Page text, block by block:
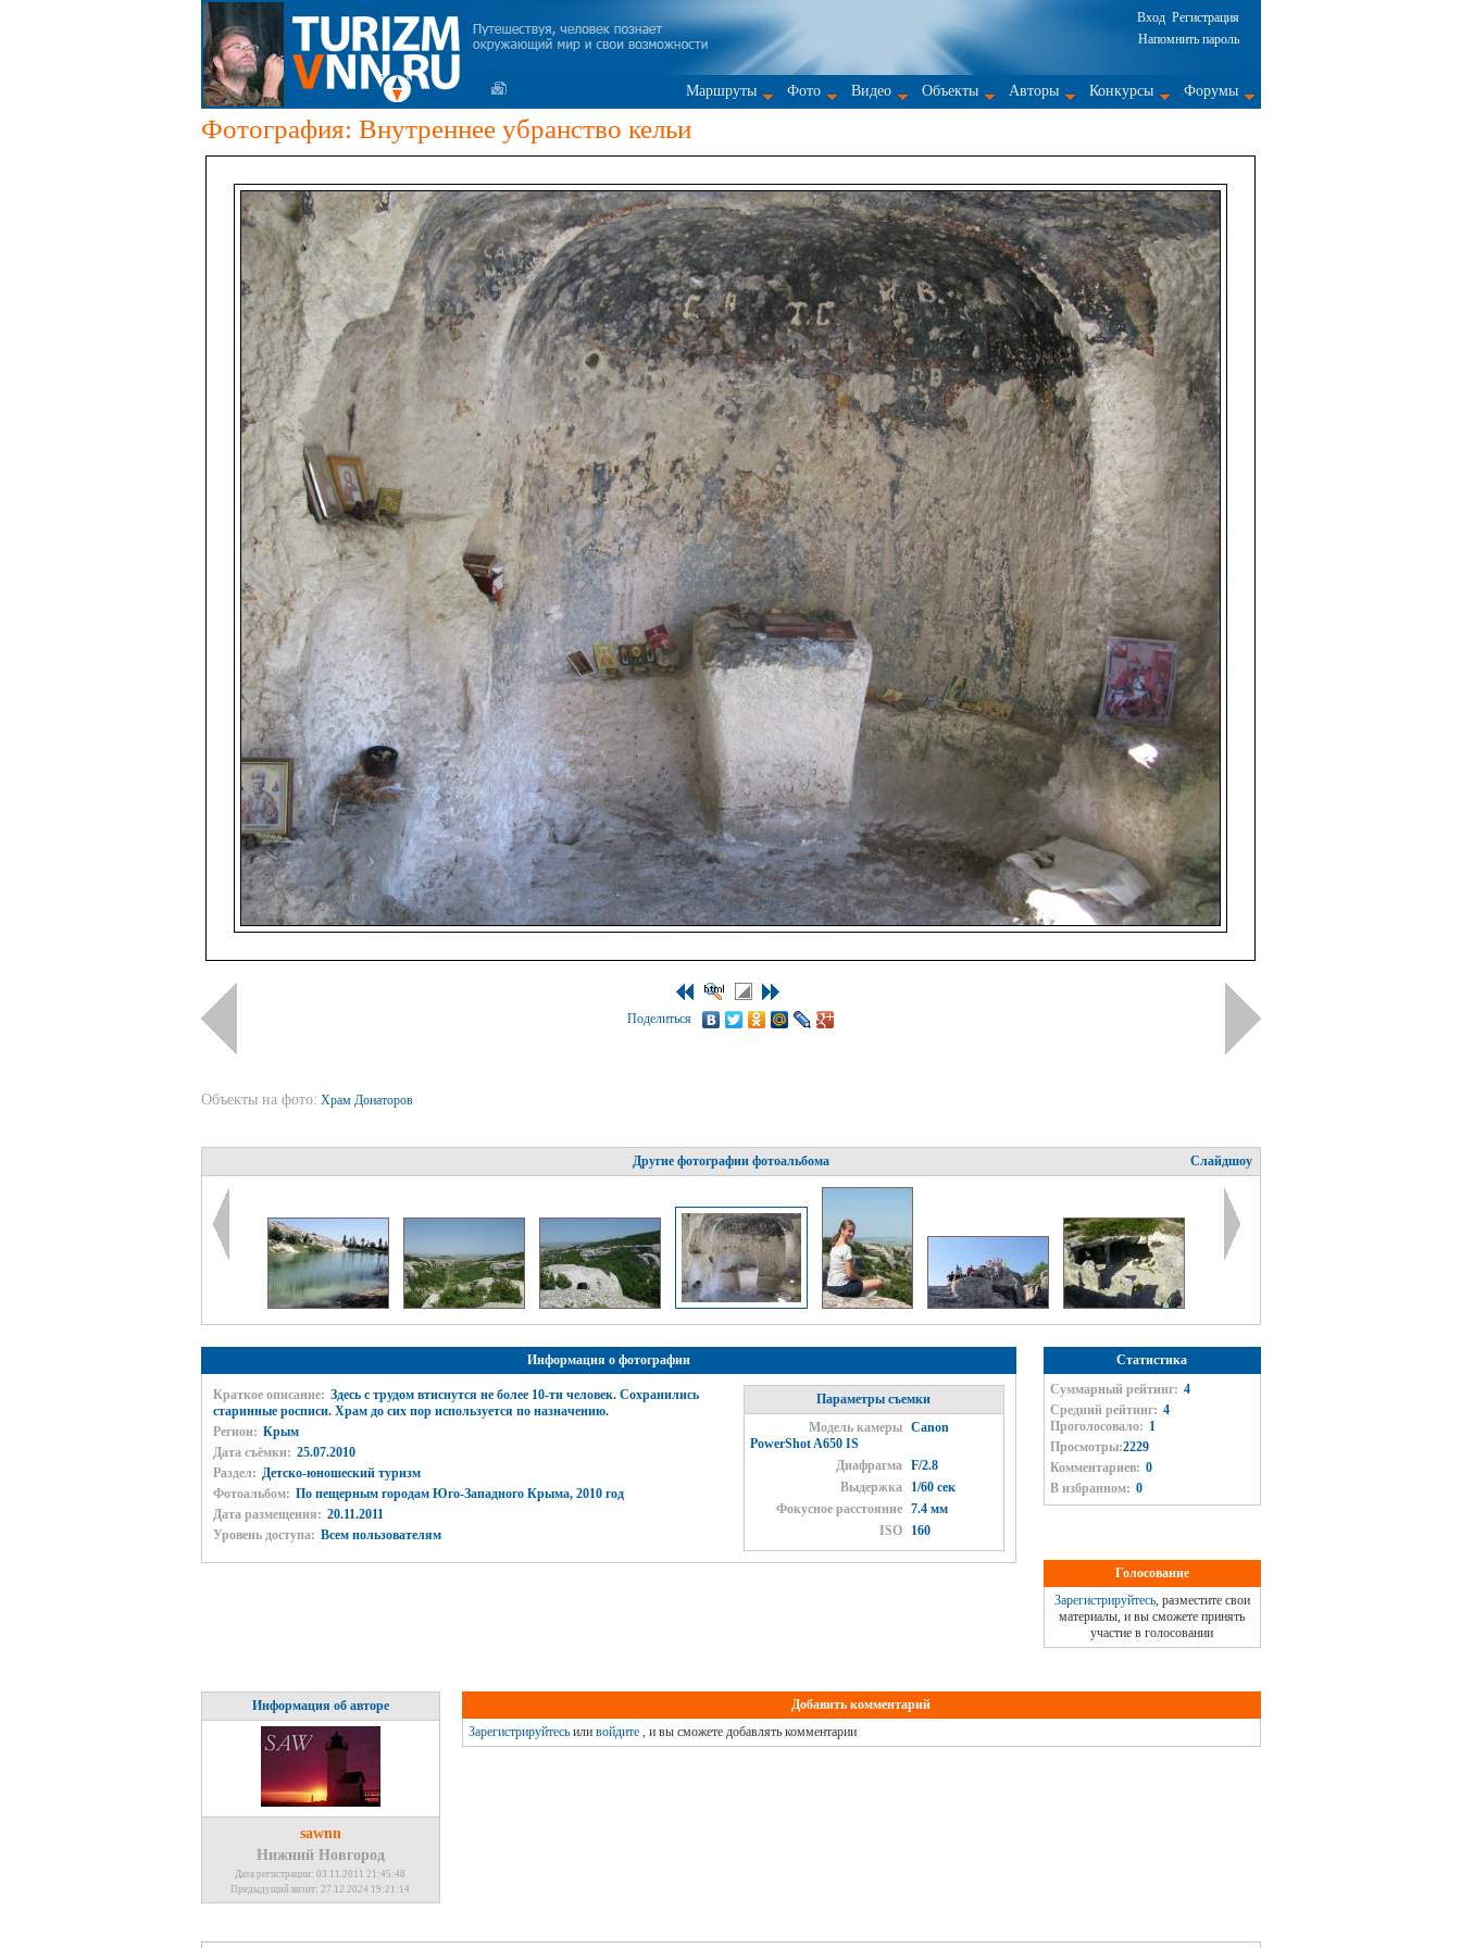
Вход Регистрация
Напомнить пароль
Маршруты Фото Видео Объекты Авторы Конкурсы Форумы
Фотография: Внутреннее убранство кельи
Поделиться
Объекты на фото: Храм Донаторов
Другие фотографии фотоальбома Слайдшоу
Информация о фотографии
Краткое описание: Здесь с трудом втиснутся не более 10-ти человек. Сохранились
старинные росписи. Храм до сих пор используется по назначению.
Регион: Крым
Дата съёмки: 25.07.2010
Раздел: Детско-юношеский туризм
Фотоальбом: По пещерным городам Юго-Западного Крыма, 2010 год
Дата размещения: 20.11.2011
Уровень доступа: Всем пользователям
Параметры съемки
Модель камеры
Canon
PowerShot A650 IS
Диафрагма
F/2.8
Выдержка
1/60 сек
Фокусное расстояние
7.4 мм
ISO
160
Статистика
Суммарный рейтинг: 4
Средний рейтинг: 4
Проголосовало: 1
Просмотры:2229
Комментариев: 0
В избранном: 0
Голосование
Зарегистрируйтесь, разместите свои
материалы, и вы сможете принять
участие в голосовании
Информация об авторе
sawnn
Нижний Новгород
Дата регистрации: 03.11.2011 21:45:48
Предыдущий визит: 27.12.2024 19:21:14
Добавить комментарий
Зарегистрируйтесьили войдите, и вы сможете добавлять комментарии